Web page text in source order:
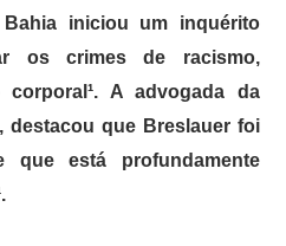
iniciou um inquérito
os crimes de racismo,
A advogada da
destacou que Breslauer foi
que está profundamente